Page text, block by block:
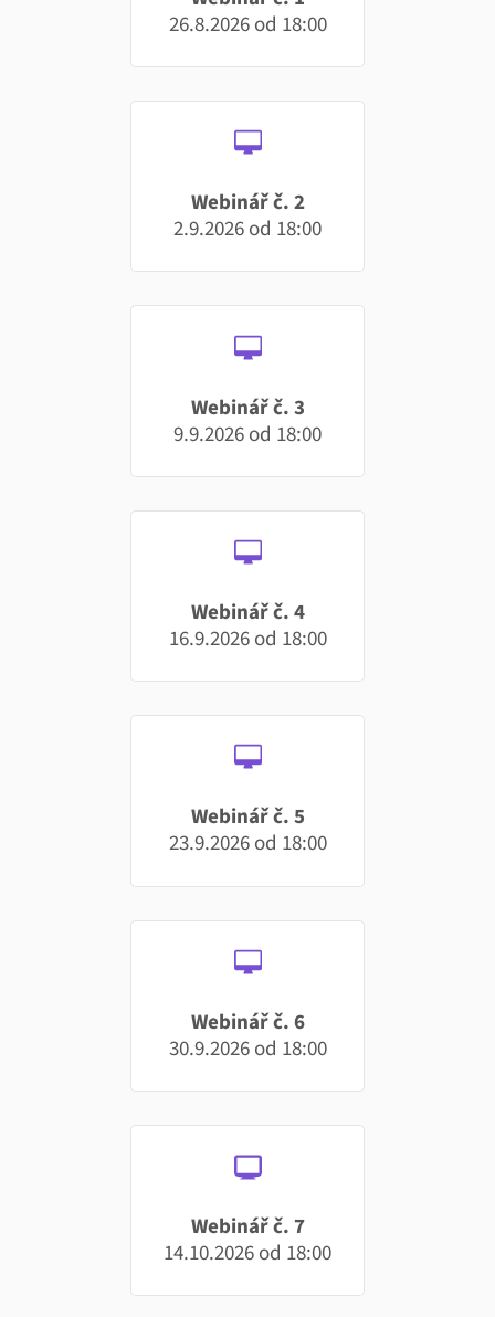
26.8.2026 od 18:00
Webinář č. 2
2.9.2026 od 18:00
Webinář č. 3
9.9.2026 od 18:00
Webinář č. 4
16.9.2026 od 18:00
Webinář č. 5
23.9.2026 od 18:00
Webinář č. 6
30.9.2026 od 18:00
Webinář č. 7
14.10.2026 od 18:00